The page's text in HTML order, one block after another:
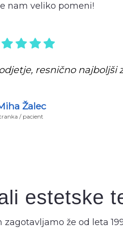
nam veliko pomeni!
resnično najboljši
Žalec
/ pacient
prijazno osebje.
Vengust
/ pacient
estetske
že od leta